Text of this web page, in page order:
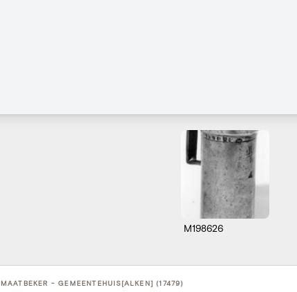
M198626
MAATBEKER - GEMEENTEHUIS[ALKEN] (17479)